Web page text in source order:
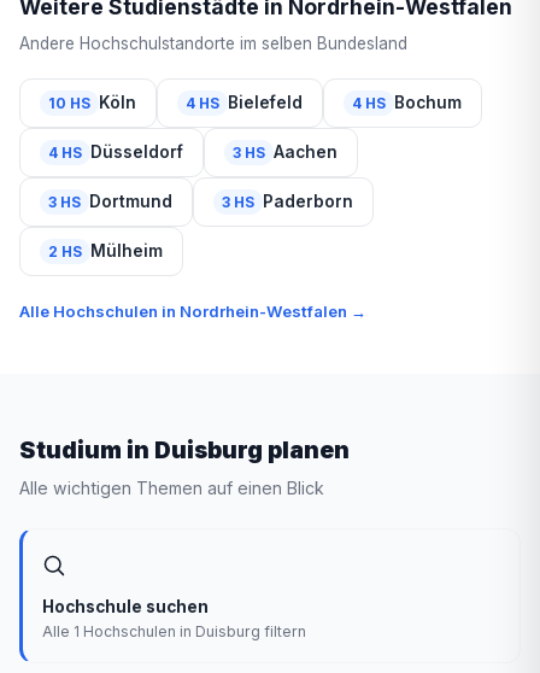
Weitere Studienstädte in Nordrhein-Westfalen
Andere Hochschulstandorte im selben Bundesland
10 HS Köln 4 HS Bielefeld 4 HS Bochum
4 HS Düsseldorf 3 HS Aachen
3 HS Dortmund 3 HS Paderborn
2 HS Mülheim
Alle Hochschulen in Nordrhein-Westfalen →
Studium in Duisburg planen
Alle wichtigen Themen auf einen Blick
Hochschule suchen
Alle 1 Hochschulen in Duisburg filtern